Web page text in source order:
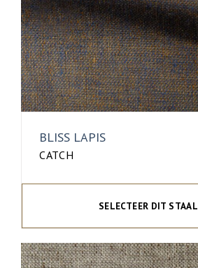
BLISS LAPIS
CATCH
SELECTEER DIT STAAL